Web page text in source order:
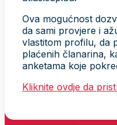
Ova mogućnost
da sami provjere i
vlastitom profilu, da
plaćenih članarina,
anketama koje
Kliknite ovdje da